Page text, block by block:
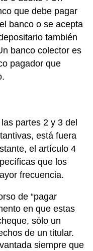
que debe pagar
banco o se acepta
también
banco colector es
pagador que
partes 2 y 3 del
está fuera
el artículo 4
que los
frecuencia.
de “pagar
en que estas
sólo un
de un titular.
siempre que